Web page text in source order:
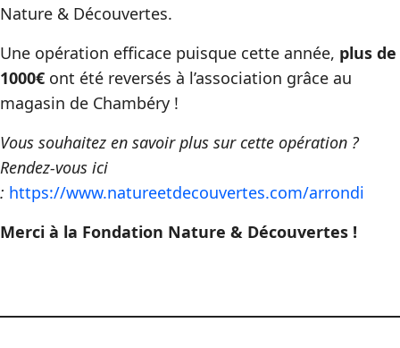
Nature & Découvertes.
Une opération efficace puisque cette année, plus de
1000€ ont été reversés à l’association grâce au
magasin de Chambéry !
Vous souhaitez en savoir plus sur cette opération ?
Rendez-vous ici
: https://www.natureetdecouvertes.com/arrondi
Merci à la Fondation Nature & Découvertes !